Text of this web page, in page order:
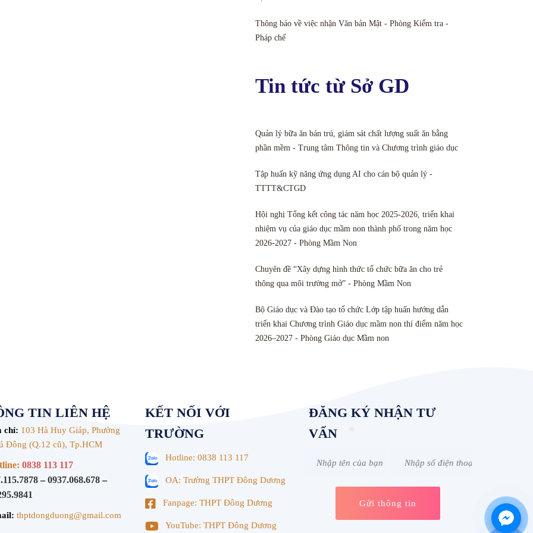
Thông báo về việc nhận Văn bản Mật - Phòng Kiểm tra -
Pháp chế
Tin tức từ Sở GD
Quản lý bữa ăn bán trú, giám sát chất lượng suất ăn bằng
phần mềm - Trung tâm Thông tin và Chương trình giáo dục
Tập huấn kỹ năng ứng dụng AI cho cán bộ quản lý -
TTTT&CTGD
Hội nghị Tổng kết công tác năm học 2025-2026, triển khai
nhiệm vụ của giáo dục mầm non thành phố trong năm học
2026-2027 - Phòng Mầm Non
Chuyên đề “Xây dựng hình thức tổ chức bữa ăn cho trẻ
thông qua môi trường mở” - Phòng Mầm Non
Bộ Giáo dục và Đào tạo tổ chức Lớp tập huấn hướng dẫn
triển khai Chương trình Giáo dục mầm non thí điểm năm học
2026–2027 - Phòng Giáo dục Mầm non
TIN LIÊN HỆ
chỉ: 103 Hà Huy Giáp, Phường
Đông (Q.12 cũ), Tp.HCM
0838 113 117
–0937.068.678–
thptdongduong@gmail.com
KẾT NỐI VỚI
TRƯỜNG
Hotline: 0838 113 117
OA: Trường THPT Đông Dương
Fanpage: THPT Đông Dương
YouTube: THPT Đông Dương
ĐĂNG KÝ NHẬN TƯ
VẤN